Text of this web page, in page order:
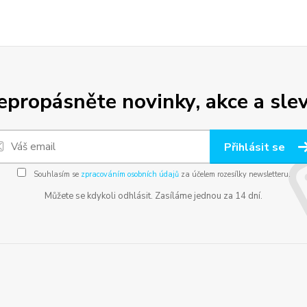
novinky, akce a
Přihlásit se
Souhlasím se zpracováním osobních údajůza účelem rozesílky newsletteru.
Můžete se kdykoli odhlásit. Zasíláme jednou za 14 dní.